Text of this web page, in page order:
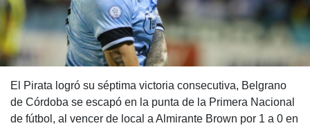
El Pirata logró su séptima victoria consecutiva, Belgrano
de Córdoba se escapó en la punta de la Primera Nacional
de fútbol, al vencer de local a Almirante Brown por 1 a 0 en